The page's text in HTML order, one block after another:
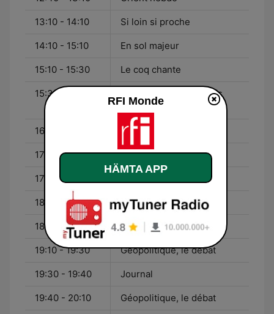
13:10 - 14:10 Si loin si proche
14:10 - 15:10 En sol majeur
15:10 - 15:30 Le coq chante
15:30 - 16:10
L'épopée des musiques
noires
16:10 - 17:10 Idées
17:10 - 17:33 Carrefour de l'Europe
17:33 - 18:10 Carrefour de l'Europe
18:10 - 18:40 Dimanche politique
18:40 - 19:10 Orient hebdo
19:10 - 19:30 Géopolitique, le débat
19:30 - 19:40 Journal
19:40 - 20:10 Géopolitique, le débat
RFI Monde
HÄMTA APP